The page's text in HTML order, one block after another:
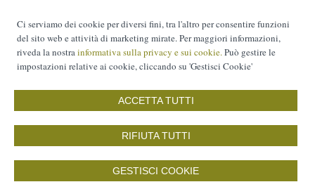
Ci serviamo dei cookie per diversi fini, tra l'altro per consentire funzioni
del sito web e attività di marketing mirate. Per maggiori informazioni,
riveda la nostrainformativa sulla privacy e sui cookie.Può gestire le
impostazioni relative ai cookie, cliccando su 'Gestisci Cookie'
ACCETTA TUTTI
RIFIUTA TUTTI
GESTISCI COOKIE